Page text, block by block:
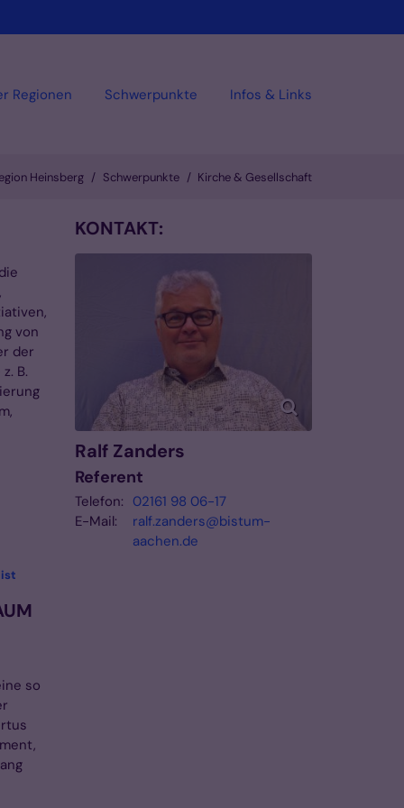
Regionen Schwerpunkte Infos & Links
Heinsberg Schwerpunkte Kirche & Gesellschaft
von
der
B.
ist
so
KONTAKT:
Ralf Zanders
Referent
Telefon: 02161 98 06-17
E-Mail:
ralf.zanders@bistum-
aachen.de